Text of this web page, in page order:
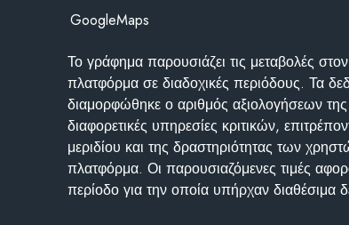
GoogleMaps
Το γράφημα παρουσιάζει τις μεταβολές
πλατφόρμα σε διαδοχικές περιόδους. Τα
διαμορφώθηκε ο αριθμός αξιολογήσεων της
διαφορετικές υπηρεσίες κριτικών,
μεριδίου και της δραστηριότητας των
πλατφόρμα. Οι παρουσιαζόμενες τιμές
περίοδο για την οποία υπήρχαν διαθέσιμα